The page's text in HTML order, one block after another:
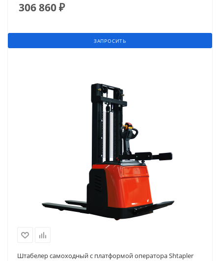
306 860₽
ЗАПРОСИТЬ
Штабелер самоходный с платформой оператора Shtapler